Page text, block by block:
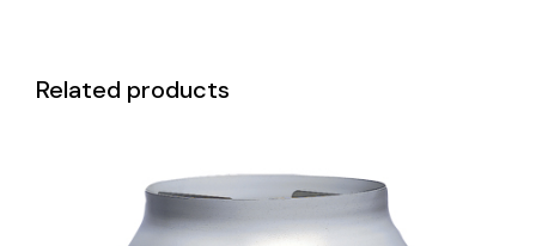
Related products